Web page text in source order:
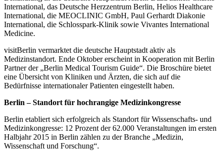
International, das Deutsche Herzzentrum Berlin, Helios Healthcare
International, die MEOCLINIC GmbH, Paul Gerhardt Diakonie
International, die Schlosspark-Klinik sowie Vivantes International
Medicine.
visitBerlin vermarktet die deutsche Hauptstadt aktiv als
Medizinstandort. Ende Oktober erscheint in Kooperation mit Berlin
Partner der „Berlin Medical Tourism Guide“. Die Broschüre bietet
eine Übersicht von Kliniken und Ärzten, die sich auf die
Bedürfnisse internationaler Patienten eingestellt haben.
Berlin – Standort für hochrangige Medizinkongresse
Berlin etabliert sich erfolgreich als Standort für Wissenschafts- und
Medizinkongresse: 12 Prozent der 62.000 Veranstaltungen im ersten
Halbjahr 2015 in Berlin zählen zu der Branche „Medizin,
Wissenschaft und Forschung“.